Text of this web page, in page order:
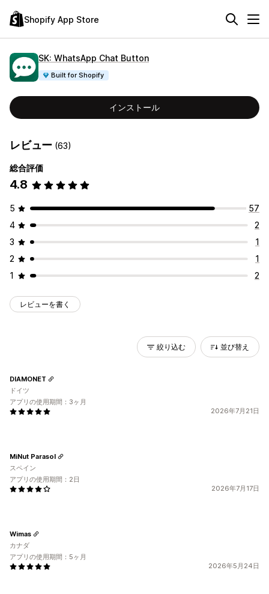
Shopify App Store
SK: WhatsApp Chat Button
Built for Shopify
インストール
レビュー (63)
総合評価
4.8
5
57
4
2
3
1
2
1
1
2
レビューを書く
絞り込む 並び替え
2026年7月21日
DIAMONET
ドイツ
アプリの使用期間：3ヶ月
2026年7月17日
MiNut Parasol
スペイン
アプリの使用期間：2日
2026年5月24日
Wimas
カナダ
アプリの使用期間：5ヶ月